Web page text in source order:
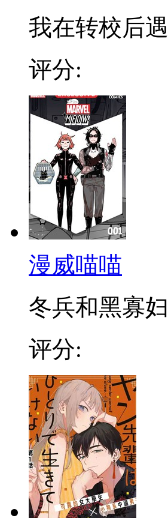
我在转校后
评分:
漫威喵喵
冬兵和黑寡
评分: